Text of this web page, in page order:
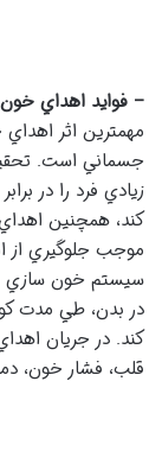
– فوايد اهداي خون
مهمترين اثر
جسماني است.
زيادي فرد را در
كند، همچنين اهداي
موجب جلوگيري از
سيستم خون سازي
در بدن، طي مدت
كند. در جريان
قلب، فشار خون،